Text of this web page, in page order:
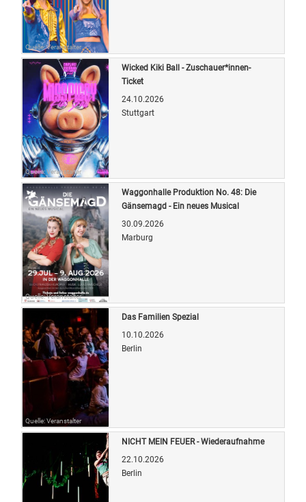
Quelle: Veranstalter
Quelle: Veranstalter
Wicked Kiki Ball - Zuschauer*innen-
Ticket
24.10.2026
Stuttgart
Quelle: Veranstalter
Waggonhalle Produktion No. 48: Die
Gänsemagd - Ein neues Musical
30.09.2026
Marburg
Quelle: Veranstalter
Das Familien Spezial
10.10.2026
Berlin
NICHT MEIN FEUER - Wiederaufnahme
22.10.2026
Berlin